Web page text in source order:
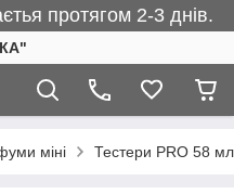
протягом 2-3 днів.
міні Тестери PRO 58 мл